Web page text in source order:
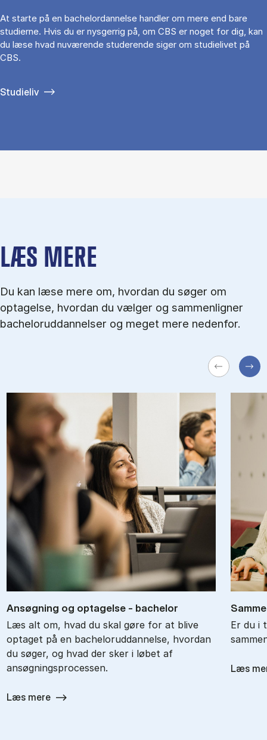
At starte på en bachelordannelse handler om mere end bare
studierne. Hvis du er nysgerrig på, om CBS er noget for dig, kan
du læse hvad nuværende studerende siger om studielivet på
CBS.
Studieliv
LÆS MERE
Du kan læse mere om, hvordan du søger om
optagelse, hvordan du vælger og sammenligner
bacheloruddannelser og meget mere nedenfor.
An­søg­ning og op­ta­gel­se - ba­chel­or
Læs alt om, hvad du skal gøre for at blive
optaget på en bacheloruddannelse, hvordan
du søger, og hvad der sker i løbet af
ansøgningsprocessen.
Læs mere
Er du i
Læs